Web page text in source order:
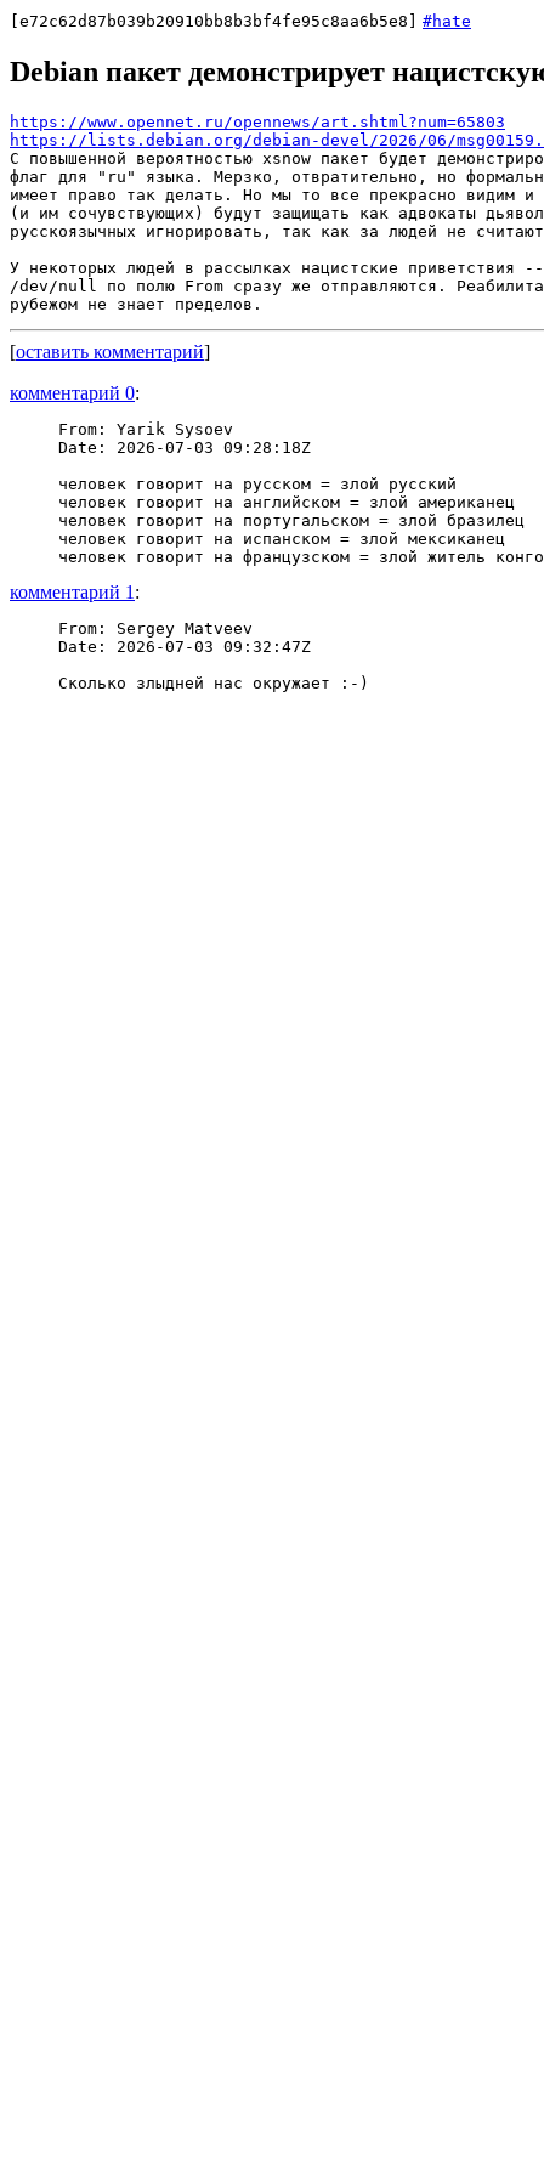
[e72c62d87b039b20910bb8b3bf4fe95c8aa6b5e8] #hate
Debian пакет демонстрирует
https://www.opennet.ru/opennews/art.shtml?num=65803
https://lists.debian.org/debian-devel/2026/06/
С повышенной вероятностью xsnow пакет будет
флаг для "ru" языка. Мерзко, отвратительно, но
имеет право так делать. Но мы то все прекрасно видим и
(и им сочувствующих) будут защищать как адвокаты
русскоязычных игнорировать, так как за людей не
У некоторых людей в рассылках нацистские приветствия
/dev/null по полю From сразу же отправляются.
[оставить комментарий]
комментарий 0:
From: Yarik Sysoev
Date: 2026-07-03 09:28:18Z
человек говорит на русском = злой русский
человек говорит на английском = злой американец
человек говорит на португальском = злой бразилец
человек говорит на испанском = злой мексиканец
комментарий 1 :
From: Sergey Matveev
Date: 2026-07-03 09:32:47Z